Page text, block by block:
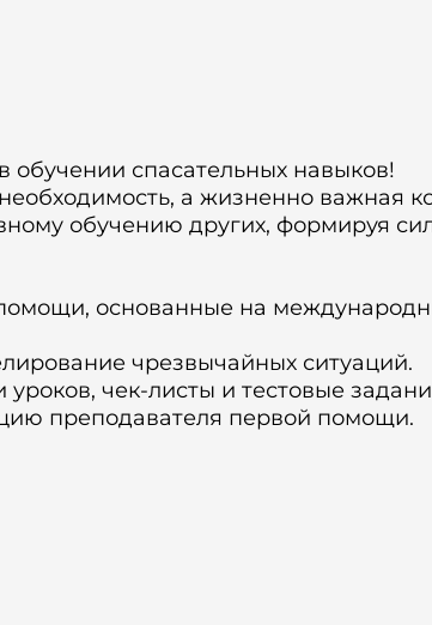
спасательных навыков!
а жизненно важная
обучению других, формируя
основанные на
чрезвычайных ситуаций.
чек-листы и тестовые
преподавателя первой помощи.